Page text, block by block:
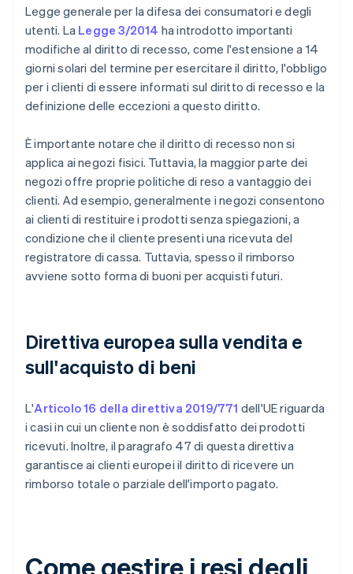
Legge generale per la difesa dei consumatori e degli
utenti. La Legge 3/2014 ha introdotto importanti
modifiche al diritto di recesso, come l'estensione a 14
giorni solari del termine per esercitare il diritto, l'obbligo
per i clienti di essere informati sul diritto di recesso e la
definizione delle eccezioni a questo diritto.
È importante notare che il diritto di recesso non si
applica ai negozi fisici. Tuttavia, la maggior parte dei
negozi offre proprie politiche di reso a vantaggio dei
clienti. Ad esempio, generalmente i negozi consentono
ai clienti di restituire i prodotti senza spiegazioni, a
condizione che il cliente presenti una ricevuta del
registratore di cassa. Tuttavia, spesso il rimborso
avviene sotto forma di buoni per acquisti futuri.
Direttiva europea sulla vendita e
sull'acquisto di beni
L'Articolo 16 della direttiva 2019/771 dell'UE riguarda
i casi in cui un cliente non è soddisfatto dei prodotti
ricevuti. Inoltre, il paragrafo 47 di questa direttiva
garantisce ai clienti europei il diritto di ricevere un
rimborso totale o parziale dell'importo pagato.
Come gestire i resi degli